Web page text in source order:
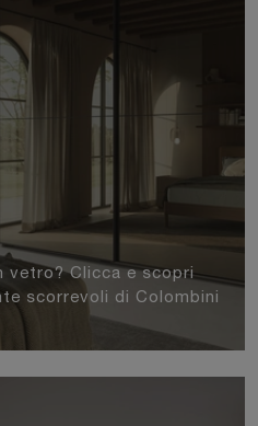
vetro? Clicca e scopri
scorrevoli di Colombini